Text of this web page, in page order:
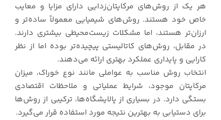
هر یک از روش‌های مرکاپتان‌زدایی دارای مزایا و معایب
خاص خود هستند. روش‌های شیمیایی معمولاً ساده‌تر و
ارزان‌تر هستند، اما مشکلات زیست‌محیطی بیشتری دارند.
در مقابل، روش‌های کاتالیستی پیچیده‌تر بوده اما از نظر
کارایی و پایداری عملکرد بهتری ارائه می‌دهند.
انتخاب روش مناسب به عواملی مانند نوع خوراک، میزان
مرکاپتان موجود، شرایط عملیاتی و ملاحظات اقتصادی
بستگی دارد. در بسیاری از پالایشگاه‌ها، ترکیبی از روش‌ها
برای دستیابی به بهترین نتیجه مورد استفاده قرار می‌گیرد.